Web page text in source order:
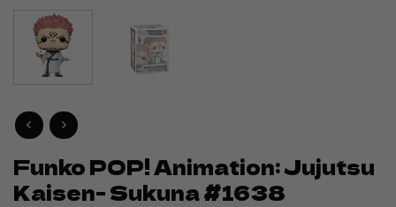
Funko POP! Animation: Jujutsu
Kaisen- Sukuna #1638